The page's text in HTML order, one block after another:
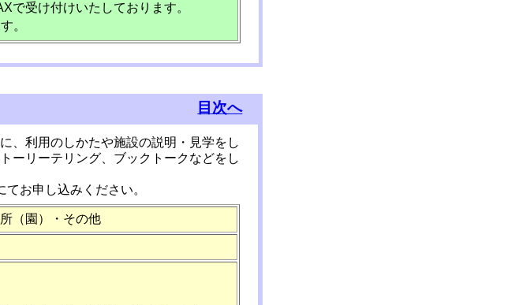
で受け付けいたしております。
。
目次へ
、利用のしかたや施設の説明・見学をし
ーリーテリング、ブックトークなどをし
お申し込みください。
（園）・その他